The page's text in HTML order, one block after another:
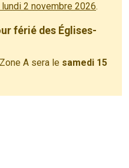
lundi 2 novembre 2026.
férié des Églises-
A sera le samedi 15